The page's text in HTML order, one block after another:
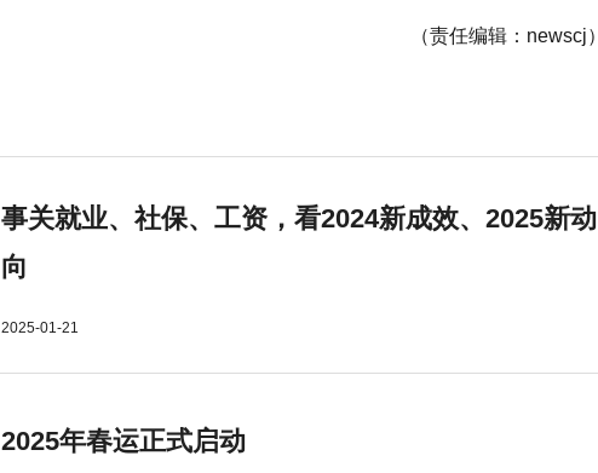
（责任编辑：newscj）
事关就业、社保、工资，看2024新成效、2025新动
向
2025-01-21
2025年春运正式启动